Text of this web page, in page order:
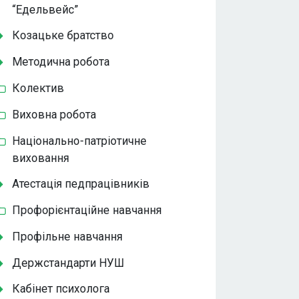
“Едельвейс”
Козацьке братство
Методична робота
Колектив
Виховна робота
Національно-патріотичне
виховання
Атестація педпрацівників
Профорієнтаційне навчання
Профільне навчання
Держстандарти НУШ
Кабінет психолога